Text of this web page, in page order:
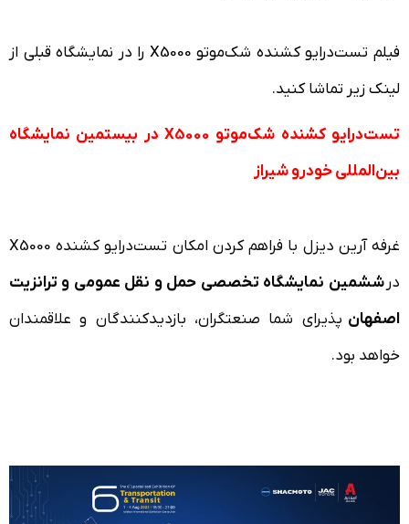
فیلم تست‌درایو کشنده شک‌موتو X5000 را در نمایشگاه قبلی از
لینک زیر تماشا کنید.
تست‌درایو کشنده شک‌موتو X5000 در بیستمین نمایشگاه
بین‌المللی خودرو شیراز
غرفه آرین دیزل با فراهم کردن امکان تست‌درایو کشنده X5000
در ششمین نمایشگاه تخصصی حمل و نقل عمومی و ترانزیت
اصفهان پذیرای شما صنعتگران، بازدیدکنندگان و علاقمندان
خواهد بود.